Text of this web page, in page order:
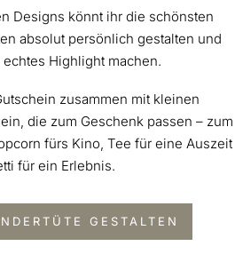
Designs könnt ihr die schönsten
absolut persönlich gestalten und
Highlight machen.
zusammen mit kleinen
die zum Geschenk passen – zum
fürs Kino, Tee für eine Auszeit
für ein Erlebnis.
GESTALTEN